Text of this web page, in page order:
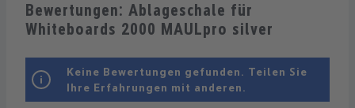
Bewertungen: Ablageschale für
Whiteboards 2000 MAULpro silver
Keine Bewertungen gefunden. Teilen Sie
Ihre Erfahrungen mit anderen.